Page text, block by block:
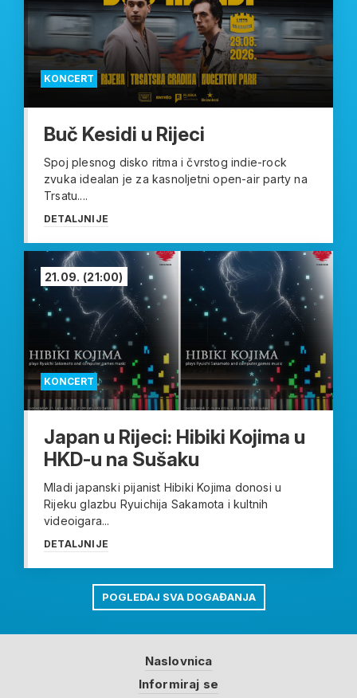
KONCERT
Buč Kesidi u Rijeci
Spoj plesnog disko ritma i čvrstog indie-rock
zvuka idealan je za kasnoljetni open-air party na
Trsatu....
DETALJNIJE
KONCERT
21.09. (21:00)
Japan u Rijeci: Hibiki Kojima u
HKD-u na Sušaku
Mladi japanski pijanist Hibiki Kojima donosi u
Rijeku glazbu Ryuichija Sakamota i kultnih
videoigara...
DETALJNIJE
POGLEDAJ SVA DOGAĐANJA
Naslovnica
Informiraj se